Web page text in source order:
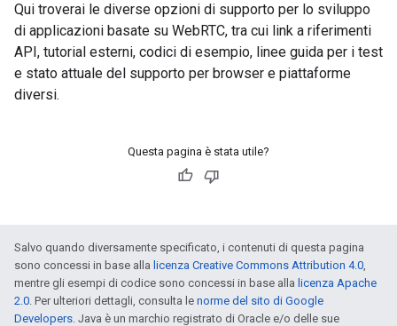
Qui troverai le diverse opzioni di supporto per lo sviluppo
di applicazioni basate su WebRTC, tra cui link a riferimenti
API, tutorial esterni, codici di esempio, linee guida per i test
e stato attuale del supporto per browser e piattaforme
diversi.
Questa pagina è stata utile?
Salvo quando diversamente specificato, i contenuti di questa pagina
sono concessi in base alla licenza Creative Commons Attribution 4.0,
mentre gli esempi di codice sono concessi in base alla licenza Apache
2.0. Per ulteriori dettagli, consulta le norme del sito di Google
Developers. Java è un marchio registrato di Oracle e/o delle sue